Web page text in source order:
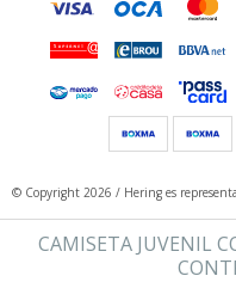
CAMISETA JUVENIL
© Copyright 2026 / Hering es